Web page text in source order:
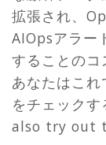
拡張され、
AIOpsアラー
することのコ
あなたはこ
をチェック
also try out